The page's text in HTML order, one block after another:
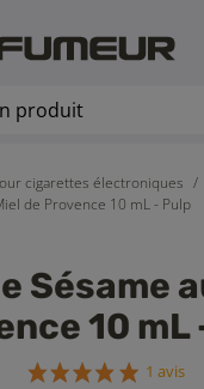
cigarettes électroniques
de Provence 10 mL - Pulp
Sésame
10 mL
1 avis